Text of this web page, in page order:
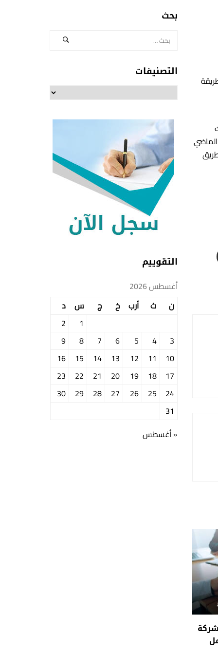
بحث
التصنيفات
التقوييم
أغسطس 2026
ن
ث أرب خ ج س
د
1
2
3
4
5
6
7
8
9
10
11
12
13
14
15
16
17
18
19
20
21
22
23
24
25
26
27
28
29
30
31
« أغسطس